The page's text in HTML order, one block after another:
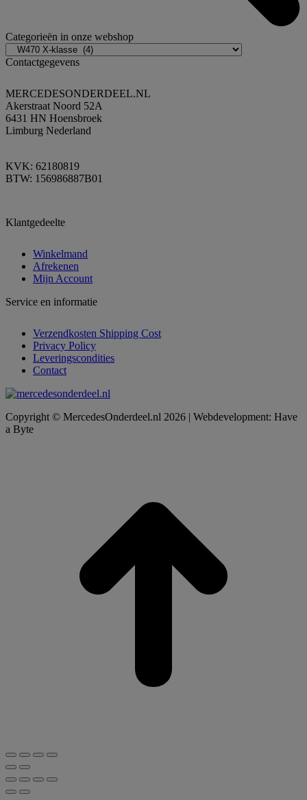
Categorieën in onze webshop
Contactgegevens
MERCEDESONDERDEEL.NL
Akerstraat Noord 52A
6431 HN Hoensbroek
Limburg Nederland
KVK: 62180819
BTW: 156986887B01
Klantgedeelte
Winkelmand
Afrekenen
Mijn Account
Service en informatie
Verzendkosten Shipping Cost
Privacy Policy
Leveringscondities
Contact
Copyright © MercedesOnderdeel.nl 2026 | Webdevelopment: Have
a Byte